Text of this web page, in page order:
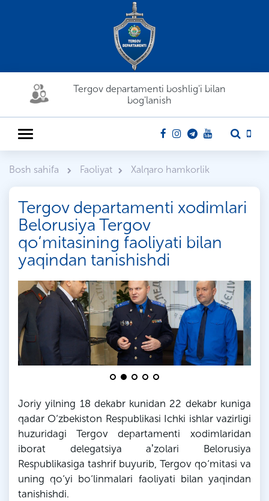
Tergov departamenti boshlig'i bilan
bog'lanish
Bosh sahifa Faoliyat Xalqaro hamkorlik
Tergov departamenti xodimlari
Belorusiya Tergov
qo‘mitasining faoliyati bilan
yaqindan tanishishdi
Joriy yilning 18 dekabr kunidan 22 dekabr kuniga
qadar O‘zbekiston Respublikasi Ichki ishlar vazirligi
huzuridagi Tergov departamenti xodimlaridan
iborat delegatsiya aʼzolari Belorusiya
Respublikasiga tashrif buyurib, Tergov qo‘mitasi va
uning qo‘yi bo‘linmalari faoliyati bilan yaqindan
tanishishdi.